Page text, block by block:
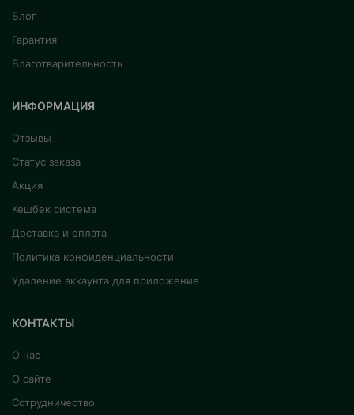
Блог
Гарантия
Благотварительность
ИНФОРМАЦИЯ
Отзывы
Статус заказа
Акция
Кешбек система
Доставка и оплата
Политика конфиденциальности
Удаление аккаунта для приложение
КОНТАКТЫ
О нас
О сайте
Сотрудничество